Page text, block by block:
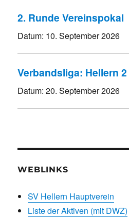
2. Runde Vereinspokal
Datum: 10. September 2026
Verbandsliga: Hellern
Datum:20. September 2026
WEBLINKS
SV Hellern Hauptverein
Liste der Aktiven (mit DWZ)